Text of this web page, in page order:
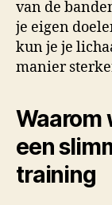
van de
je eigen
kun je je
manier
Waarom
een
training